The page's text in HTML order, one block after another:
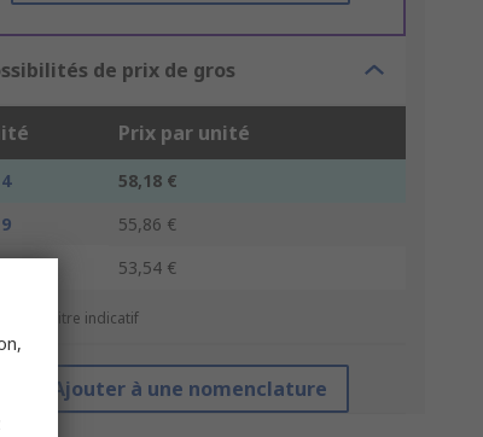
de prix de gros
Prix par unité
58,18 €
55,86 €
53,54 €
à titre indicatif
Ajouter à une nomenclature